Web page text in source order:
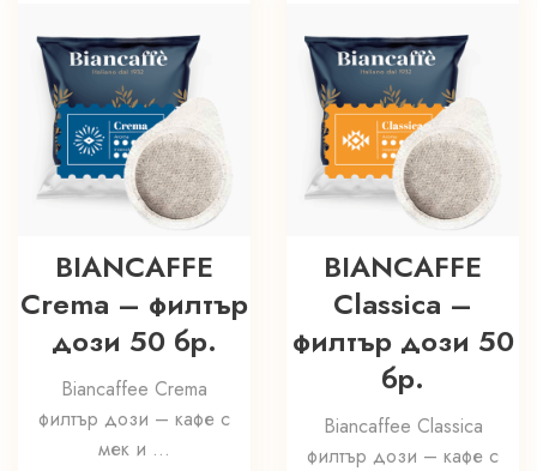
BIANCAFFE
Crema – филтър
дози 50 бр.
Biancaffee Crema
филтър дози – кафе с
мек и ...
BIANCAFFE
Classica –
филтър дози 50
бр.
Biancaffee Classica
филтър дози – кафе с